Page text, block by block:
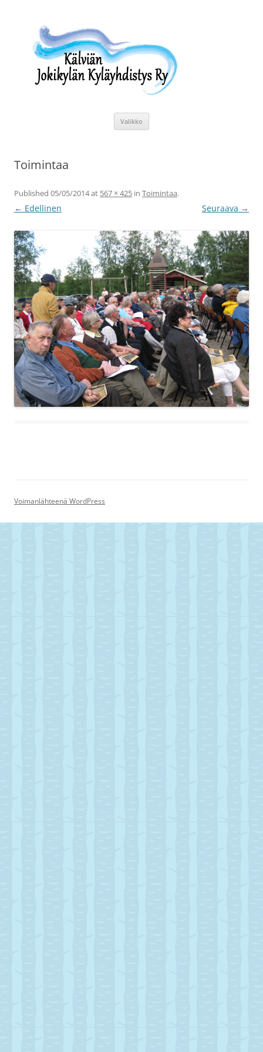
Valikko
Toimintaa
Published 05/05/2014at 567 × 425 in Toimintaa.
← Edellinen Seuraava →
Voimanlähteenä WordPress